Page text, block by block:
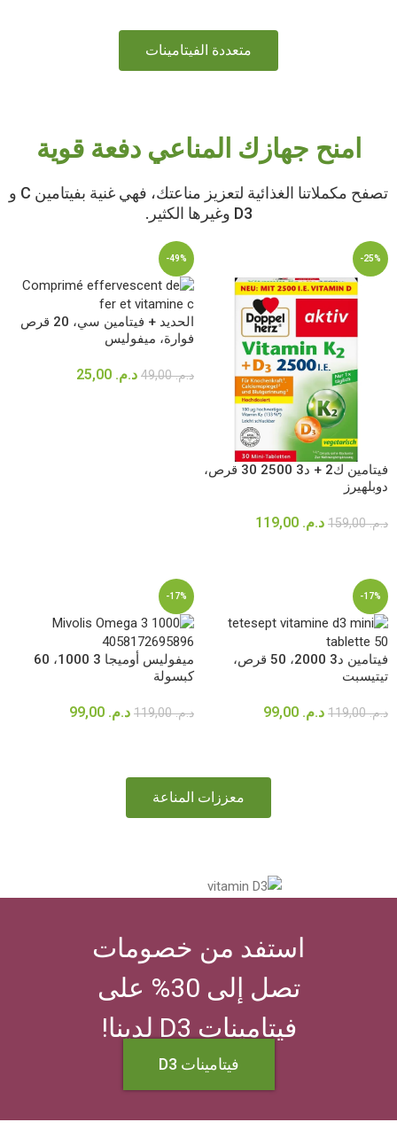
متعددة الفيتامينات
امنح جهازك المناعي دفعة قوية
تصفح مكملاتنا الغذائية لتعزيز مناعتك، فهي غنية بفيتامين C و
D3 وغيرها الكثير.
-25%
فيتامين ك2 + د3 2500 30 قرص،
دوبلهيرز
د.م.159,00 د.م.
-49%
الحديد + فيتامين سي، 20 قرص
فوارة، ميفوليس
د.م.49,00 د.م.
-17%
فيتامين د3 2000، 50 قرص،
تيتيسبت
د.م.119,00 د.م.
-17%
ميفوليس أوميجا 3 1000، 60
كبسولة
د.م.119,00 د.م.
معززات المناعة
استفد من خصومات
تصل إلى 30% على
فيتامينات D3 لدينا!
فيتامينات D3